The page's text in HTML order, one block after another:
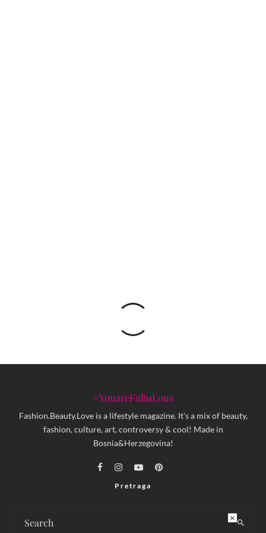
#YouareFaBuLous
Fashion.Beauty.Love is a lifestyle magazine. It's a mix of beauty,
fashion, culture, art, controversy & cool! Made in
Bosnia&Herzegovina!
Pretraga
×